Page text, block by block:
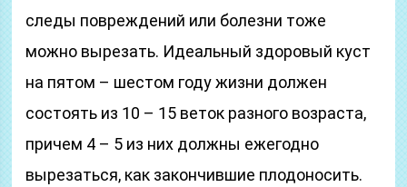
следы повреждений или болезни тоже
можно вырезать. Идеальный здоровый куст
на пятом – шестом году жизни должен
состоять из 10 – 15 веток разного возраста,
причем 4 – 5 из них должны ежегодно
вырезаться, как закончившие плодоносить.